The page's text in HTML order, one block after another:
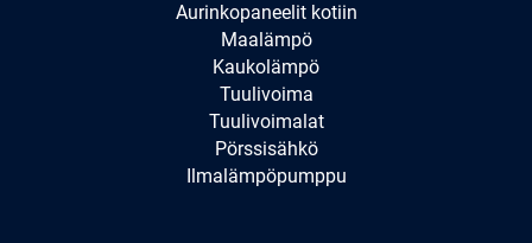
Aurinkopaneelit kotiin
Maalämpö
Kaukolämpö
Tuulivoima
Tuulivoimalat
Pörssisähkö
Ilmalämpöpumppu